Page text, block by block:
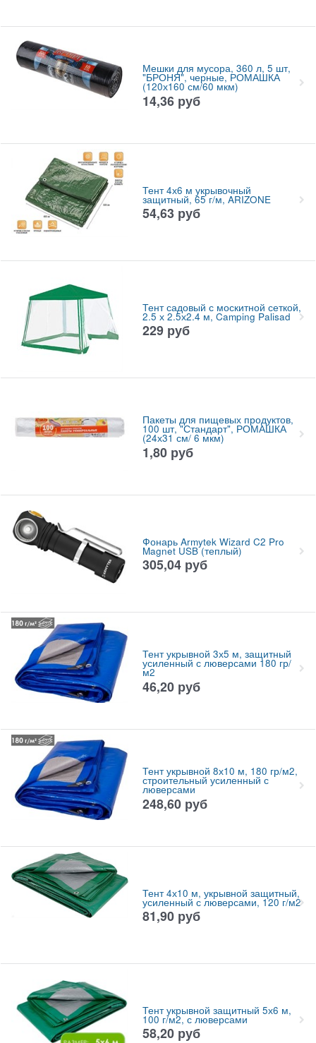
Мешки для мусора, 360 л, 5 шт,
"БРОНЯ", черные, РОМАШКА
(120х160 см/60 мкм)
14,36 руб
Тент 4х6 м укрывочный
защитный, 65 г/м, ARIZONE
54,63 руб
Тент садовый с москитной сеткой,
2.5 х 2.5х2.4 м, Camping Palisad
229 руб
Пакеты для пищевых продуктов,
100 шт, "Стандарт", РОМАШКА
(24х31 см/ 6 мкм)
1,80 руб
Фонарь Armytek Wizard C2 Pro
Magnet USB (теплый)
305,04 руб
Тент укрывной 3х5 м, защитный
усиленный с люверсами 180 гр/
м2
46,20 руб
Тент укрывной 8х10 м, 180 гр/м2,
строительный усиленный с
люверсами
248,60 руб
Тент 4х10 м, укрывной защитный,
усиленный с люверсами, 120 г/м2
81,90 руб
Тент укрывной защитный 5х6 м,
100 г/м2, с люверсами
58,20 руб